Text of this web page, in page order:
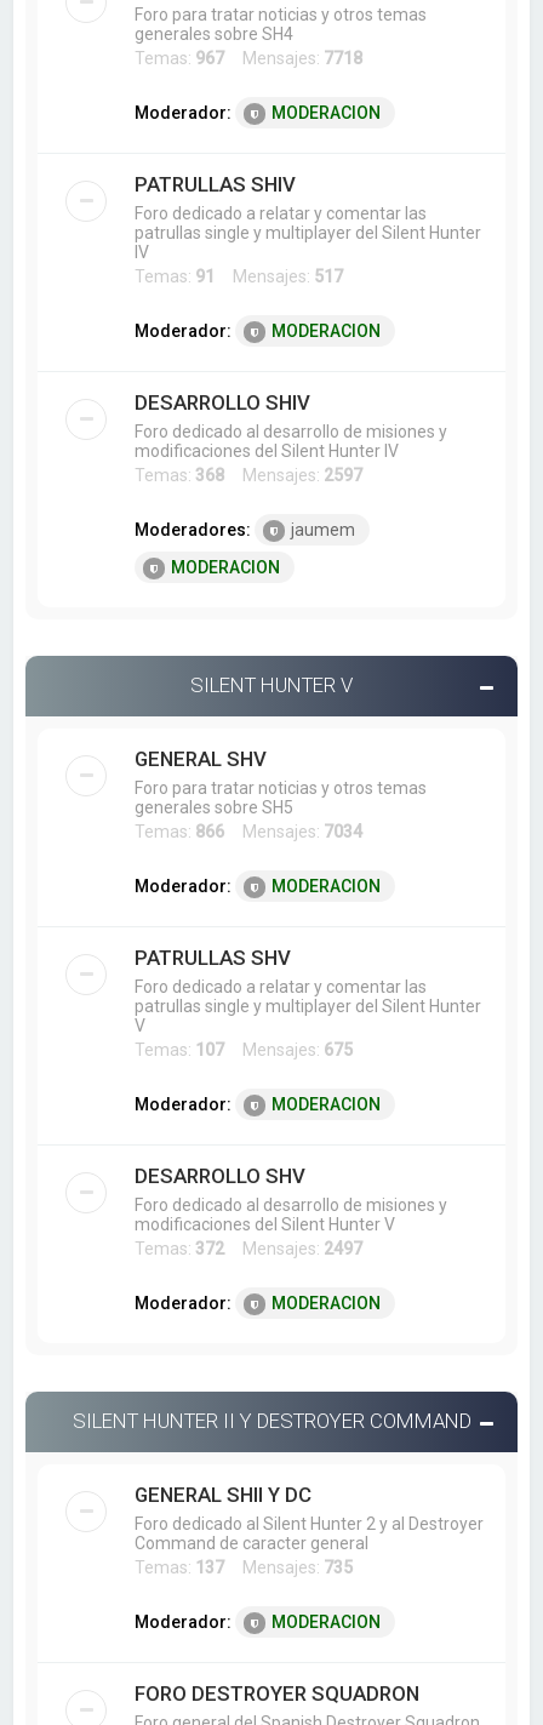
Foro para tratar noticias y otros temas
generales sobre SH4
Temas: 967Mensajes: 7718
Moderador: MODERACION
PATRULLAS SHIV
Foro dedicado a relatar y comentar las
patrullas single y multiplayer del Silent Hunter
IV
Temas: 91 Mensajes: 517
Moderador: MODERACION
DESARROLLO SHIV
Foro dedicado al desarrollo de misiones y
modificaciones del Silent Hunter IV
Temas: 368 Mensajes: 2597
Moderadores:
jaumem
MODERACION
SILENT HUNTER V
GENERAL SHV
Foro para tratar noticias y otros temas
generales sobre SH5
Temas: 866 Mensajes: 7034
Moderador: MODERACION
PATRULLAS SHV
Foro dedicado a relatar y comentar las
patrullas single y multiplayer del Silent Hunter
V
Temas: 107Mensajes: 675
Moderador: MODERACION
DESARROLLO SHV
Foro dedicado al desarrollo de misiones y
modificaciones del Silent Hunter V
Temas: 372Mensajes: 2497
Moderador: MODERACION
SILENT HUNTER II Y DESTROYER COMMAND
GENERAL SHII Y DC
Foro dedicado al Silent Hunter 2 y al Destroyer
Command de caracter general
Temas: 137Mensajes: 735
Moderador: MODERACION
FORO DESTROYER SQUADRON